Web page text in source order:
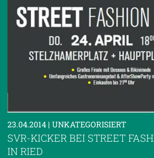
23.04.2014 | UNKATEGORISIERT
SVR-KICKER BEI STREET
IN RIED